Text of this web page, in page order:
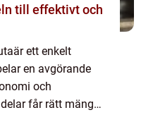
till effektivt och
ett enkelt
en avgörande
och
får rätt mängd